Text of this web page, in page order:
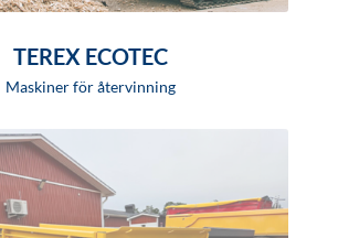
TEREX ECOTEC
Maskiner för återvinning